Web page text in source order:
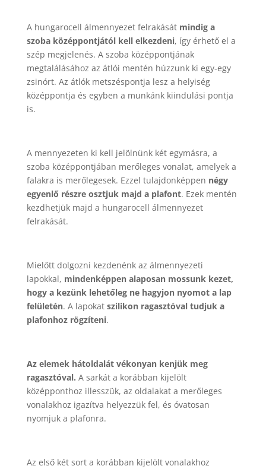
A hungarocell álmennyezet felrakását mindig a
szoba középpontjától kell elkezdeni, így érhető el a
szép megjelenés. A szoba középpontjának
megtalálásához az átlói mentén húzzunk ki egy-egy
zsinórt. Az átlók metszéspontja lesz a helyiség
középpontja és egyben a munkánk kiindulási pontja
is.
A mennyezeten ki kell jelölnünk két egymásra, a
szoba középpontjában merőleges vonalat, amelyek a
falakra is merőlegesek. Ezzel tulajdonképpen négy
egyenlő részre osztjuk majd a plafont. Ezek mentén
kezdhetjük majd a hungarocell álmennyezet
felrakását.
Mielőtt dolgozni kezdenénk az álmennyezeti
lapokkal, mindenképpen alaposan mossunk kezet,
hogy a kezünk lehetőleg ne hagyjon nyomot a lap
felületén. A lapokat szilikon ragasztóval tudjuk a
plafonhoz rögzíteni.
Az elemek hátoldalát vékonyan kenjük meg
ragasztóval. A sarkát a korábban kijelölt
középponthoz illesszük, az oldalakat a merőleges
vonalakhoz igazítva helyezzük fel, és óvatosan
nyomjuk a plafonra.
Az első két sort a korábban kijelölt vonalakhoz